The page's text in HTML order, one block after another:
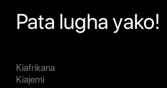
Pata lugha yako!
Kiafrikana
Kiajemi